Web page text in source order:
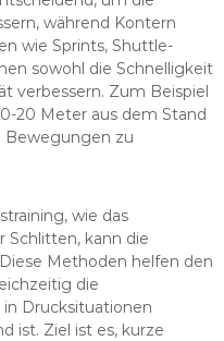
während Kontern
wie Sprints, Shuttle-
sowohl die Schnelligkeit
verbessern. Zum Beispiel
20 Meter aus dem Stand
Bewegungen zu
wie das
Schlitten, kann die
Methoden helfen den
die
Drucksituationen
ist. Ziel ist es, kurze